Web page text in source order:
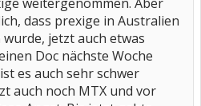
dass prexige in Australien
jetzt auch etwas
Doc nächste Woche
es auch sehr schwer
auch noch MTX und vor